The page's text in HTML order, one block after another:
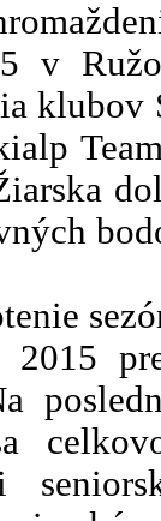
v
klubov
2015